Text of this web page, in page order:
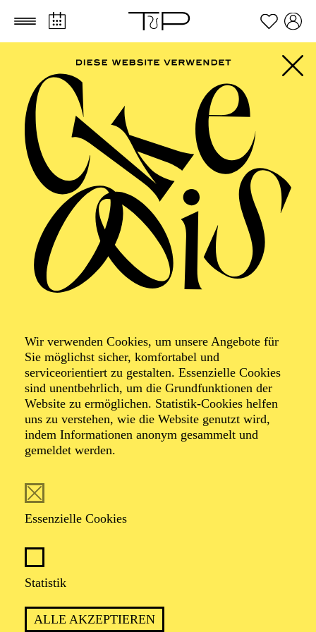
Zum Hauptinhalt springen Zum Footer springen
Wir verwenden Cookies, um unsere Angebote für
Sie möglichst sicher, komfortabel und
serviceorientiert zu gestalten. Essenzielle Cookies
sind unentbehrlich, um die Grundfunktionen der
Website zu ermöglichen. Statistik-Cookies helfen
uns zu verstehen, wie die Website genutzt wird,
indem Informationen anonym gesammelt und
gemeldet werden.
Essenzielle Cookies
Statistik
ALLE AKZEPTIEREN
Foto: Johan Sandberg
Stefan Diekmann
Schauspiel-Ensemble
spielte nach seiner Ausbildung an der Westfälischen
Wuppertal, Bochum, Dortmund und
Schauspiel Essen. Er spielte u. a. unter der Regie von
Hermann Schmidt-Rahmer, Wolfgang Engel, Thomas